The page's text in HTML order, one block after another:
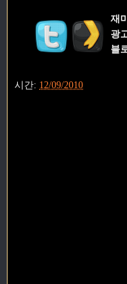
재
광
블
시간: 12/09/2010